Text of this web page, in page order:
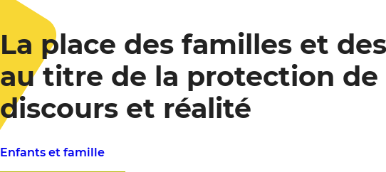
La place des familles et
au titre de la protection
discours et réalité
Enfants et famille